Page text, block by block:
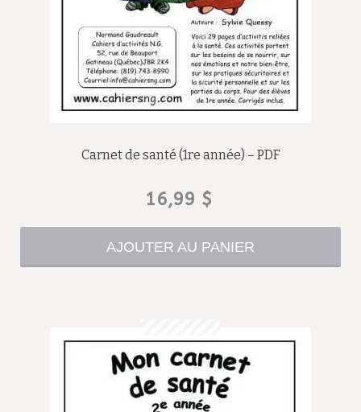
Carnet de santé (1re année) – PDF
16,99 $
AJOUTER AU PANIER